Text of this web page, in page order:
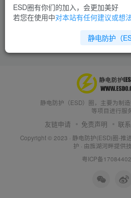
静电防护（ESD）圈，主要为制
等项目进行服
友链申请 免责声明 联
Copyright © 2023 · 静电防护(ESD)圈-推
护 · 由旌湖河畔提供
粤ICP备
ESD圈有你们的加入，会更加美好
若您在使用中对本站有任何建议或想
静电防护（